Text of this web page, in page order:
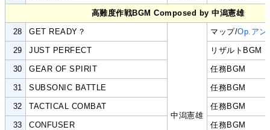
高難度作戦BGM Composed by 中潟憲雄
28 GET READY？
中潟憲雄
マップ/Op.アン
29 JUST PERFECT リザルトBGM
30 GEAR OF SPIRIT 任務BGM
31 SUBSONIC BATTLE 任務BGM
32 TACTICAL COMBAT 任務BGM
33 CONFUSER 任務BGM